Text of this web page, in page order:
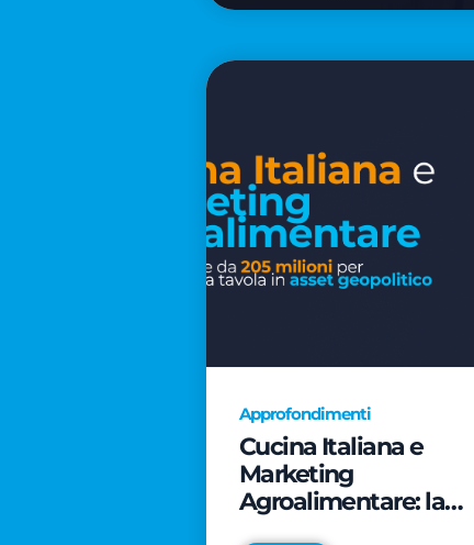
Approfondimenti
Cucina Italiana e
Marketing
Agroalimentare: la